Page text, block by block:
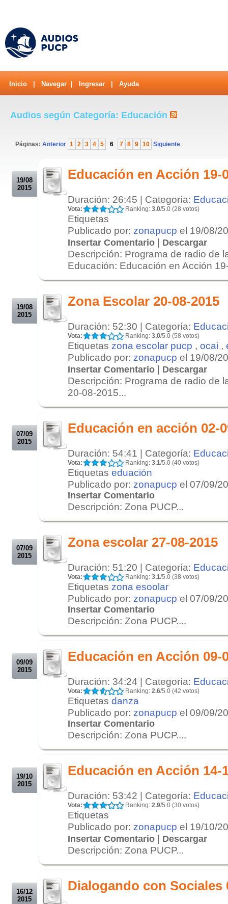
Inicio Navegar Ingresar Ayuda
Audios según Categoría: Educación
Páginas: Anterior 1 2 3 4 5 6 7 8 9 10 Siguiente
19/08
2015
Educación en Acción 19-
Duración: 26:45 | Categoría:
Vota: Ranking: 3.0/5.0 (28 votos)
Etiquetas
Publicado por: zonapucp el 19/08/
Insertar Comentario | Descargar
Descripción: Programa de radio de
Educación: Educación en Acción
19/08
2015
Zona Escolar 20-08-2015
Duración: 52:30 | Categoría:
Vota: Ranking: 3.0/5.0 (58 votos)
Etiquetas zona escolar pucp , ocai ,
Publicado por: zonapucp el 19/08/
Insertar Comentario | Descargar
Descripción: Programa de radio de
20-08-2015...
07/09
2015
Educación en acción 02-
Duración: 54:41 | Categoría:
Vota: Ranking: 3.1/5.0 (40 votos)
Etiquetas eduación
Publicado por: zonapucp el 07/09/
Insertar Comentario
Descripción: Zona PUCP...
07/09
2015
Zona escolar 27-08-2015
Duración: 51:20 | Categoría:
Vota: Ranking: 3.1/5.0 (38 votos)
Etiquetas zona esoolar
Publicado por: zonapucp el 07/09/
Insertar Comentario
Descripción: Zona PUCP....
09/09
2015
Educación en Acción 09-
Duración: 34:24 | Categoría:
Vota: Ranking: 2.6/5.0 (42 votos)
Etiquetas danza
Publicado por: zonapucp el 09/09/
Insertar Comentario
Descripción: Zona PUCP....
19/10
2015
Educación en Acción 14-
Duración: 53:42 | Categoría:
Vota: Ranking: 2.9/5.0 (30 votos)
Etiquetas
Publicado por: zonapucp el 19/10/
Insertar Comentario | Descargar
Descripción: Zona PUCP...
16/12
2015
Dialogando con Sociales